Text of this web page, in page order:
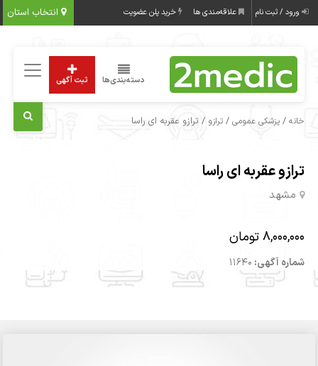
انتخاب استان ورود / ثبت نام علاقه‌مندی ها خرید پلن عضویت
دسته‌بندی‌ها ثبت آگهی
خانه /پزشکی عمومی /ترازو / ترازو عقربه ای راسا
ترازو عقربه ای راسا
مشهد
8,000,000 تومان
شماره آگهی: 11640